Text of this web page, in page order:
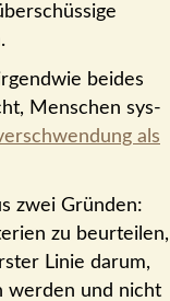
beides
Menschen sys­
als
zwei Gründen:
zu beur­teilen,
Linie darum,
werden und nicht